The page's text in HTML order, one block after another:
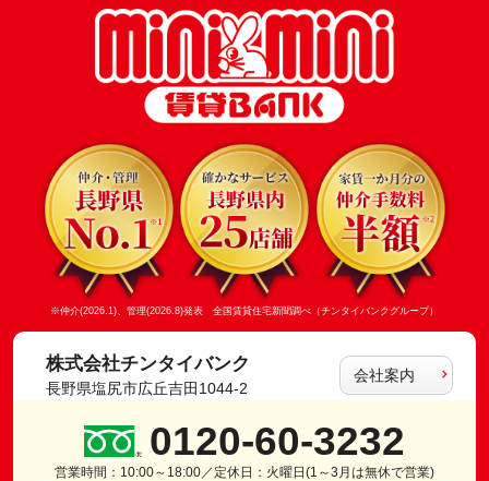
※仲介(2026.1)、管理(2026.8)発表 全国賃貸住宅新聞調べ（チンタイバンクグループ）
株式会社チンタイバンク
長野県塩尻市広丘吉田1044-2
会社案内
0120-60-3232
営業時間：10:00～18:00／定休日：火曜日(1～3月は無休で営業)